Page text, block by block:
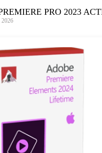
PRO 2023
2026